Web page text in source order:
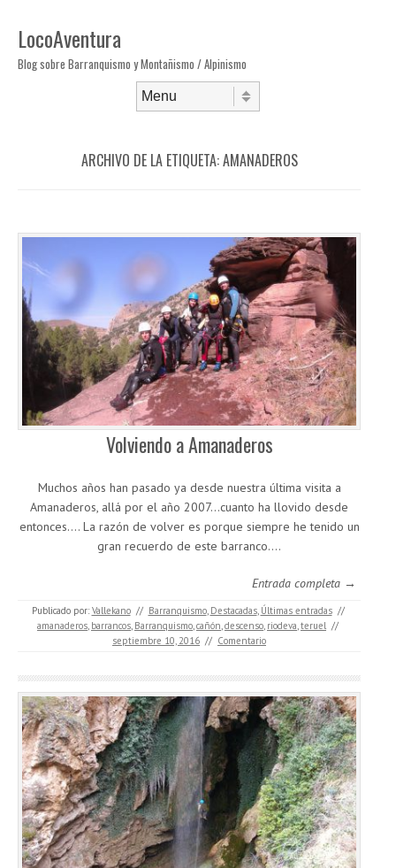
LocoAventura
Blog sobre Barranquismo y Montañismo / Alpinismo
ARCHIVO DE LA ETIQUETA:AMANADEROS
Volviendo a Amanaderos
Muchos años han pasado ya desde nuestra última visita a
Amanaderos, allá por el año 2007…cuanto ha llovido desde
entonces…. La razón de volver es porque siempre he tenido un
gran recuerdo de este barranco.…
Entrada completa →
Publicado por: Vallekano // Barranquismo, Destacadas, Últimas entradas //
amanaderos barrancos Barranquismo cañón descenso riodeva teruel //
septiembre 10, 2016 // Comentario